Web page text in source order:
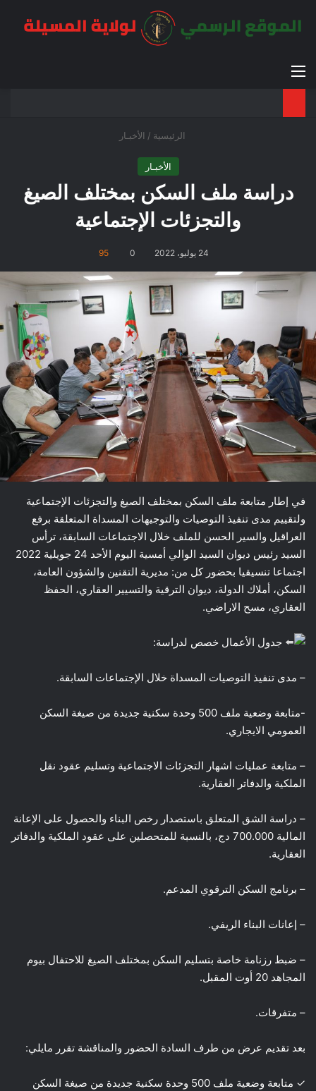
القائمة
الرئيسية / الأخبـار
الأخبـار
دراسة ملف السكن بمختلف الصيغ
والتجزئات الإجتماعية
24 يوليو، 2022 0
95
في إطار متابعة ملف السكن بمختلف الصيغ والتجزئات الإجتماعية
ولتقييم مدى تنفيذ التوصيات والتوجيهات المسداة المتعلقة برفع
العراقيل والسير الحسن للملف خلال الاجتماعات السابقة، ترأس
السيد رئيس ديوان السيد الوالي أمسية اليوم الأحد 24 جويلية 2022
اجتماعا تنسيقيا بحضور كل من: مديرية التقنين والشؤون العامة،
السكن، أملاك الدولة، ديوان الترقية والتسيير العقاري، الحفظ
العقاري، مسح الاراضي.
جدول الأعمال خصص لدراسة:
– مدى تنفيذ التوصيات المسداة خلال الإجتماعات السابقة.
-متابعة وضعية ملف 500 وحدة سكنية جديدة من صيغة السكن
العمومي الايجاري.
– متابعة عمليات اشهار التجزئات الاجتماعية وتسليم عقود نقل
الملكية والدفاتر العقارية.
– دراسة الشق المتعلق باستصدار رخص البناء والحصول على الإعانة
المالية 700.000 دج، بالنسبة للمتحصلين على عقود الملكية والدفاتر
العقارية.
– برنامج السكن الترقوي المدعم.
– إعانات البناء الريفي.
– ضبط رزنامة خاصة بتسليم السكن بمختلف الصيغ للاحتفال بيوم
المجاهد 20 أوت المقبل.
– متفرقات.
بعد تقديم عرض من طرف السادة الحضور والمناقشة تقرر مايلي:
✓ متابعة وضعية ملف 500 وحدة سكنية جديدة من صيغة السكن